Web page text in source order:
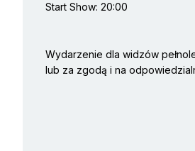
Start Show: 20:00
Wydarzenie dla widzów
lub za zgodą i na